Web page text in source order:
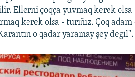
Ellerni çoqça yuvmaq kerek
kerek olsa - turıñız. Çoq
o qadar yaramay şey degil".